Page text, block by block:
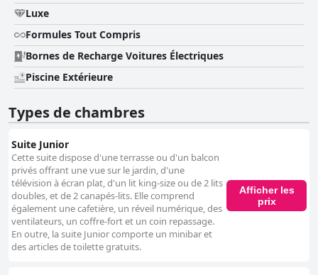
Luxe
Formules Tout Compris
Bornes de Recharge Voitures Électriques
Piscine Extérieure
Types de chambres
Suite Junior
Cette suite dispose d'une terrasse ou d'un balcon
privés offrant une vue sur le jardin, d'une
télévision à écran plat, d'un lit king-size ou de 2 lits
doubles, et de 2 canapés-lits. Elle comprend
également une cafetière, un réveil numérique, des
ventilateurs, un coffre-fort et un coin repassage.
En outre, la suite Junior comporte un minibar et
des articles de toilette gratuits.
Afficher les
prix